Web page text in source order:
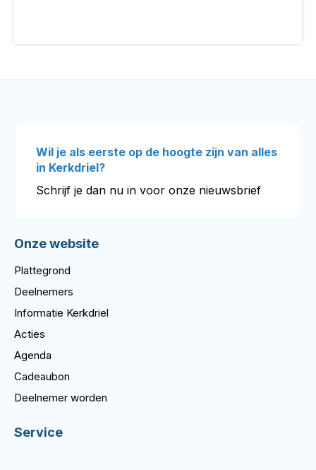
Wil je als eerste op de hoogte zijn van alles
in Kerkdriel?
Schrijf je dan nu in voor onze nieuwsbrief
Onze website
Plattegrond
Deelnemers
Informatie Kerkdriel
Acties
Agenda
Cadeaubon
Deelnemer worden
Service